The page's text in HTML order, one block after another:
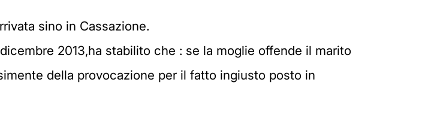
sino in Cassazione.
2013,ha stabilito che : se la moglie offende il marito
della provocazione per il fatto ingiusto posto in